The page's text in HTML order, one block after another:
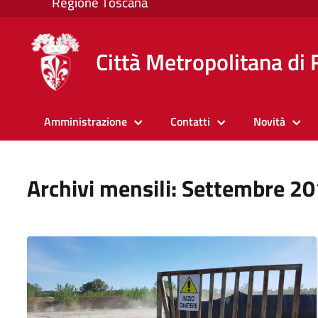
Città Metropolitana di
Amministrazione Contatti Novità
Archivi mensili: Settembre